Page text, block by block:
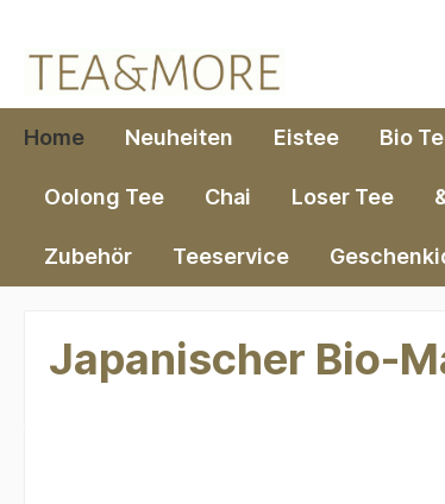
Home Neuheiten Eistee Bio
Oolong Tee Chai Loser Tee
Zubehör Teeservice
Japanischer Bio-